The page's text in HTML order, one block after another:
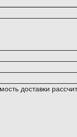
доставки